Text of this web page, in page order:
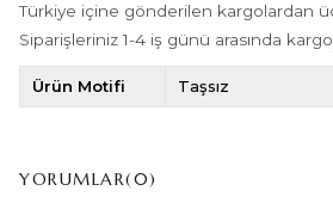
Türkiye içine gönderilen kargolardan
Siparişleriniz 1-4 iş günü arasında
Ürün Motifi Taşsız
YORUMLAR(0)